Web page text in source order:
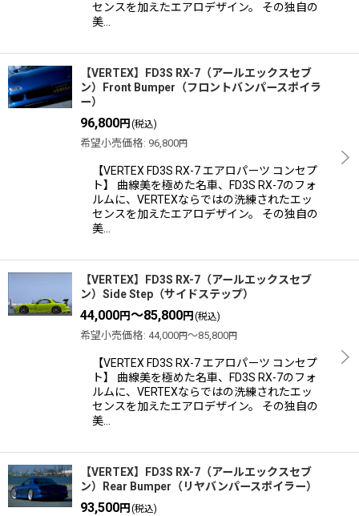
センスを加えたエアロデザイン。 その独自の
美…
【VERTEX】FD3S RX-7（アールエックスセブ
ン）Front Bumper（フロントバンパースポイラ
ー）
96,800円 (税込)
希望小売価格: 96,800円
【VERTEX FD3S RX-7 エアロパーツ コンセプ
ト】 曲線美を極めた名車、FD3S RX-7のフォ
ルムに、VERTEXならではの洗練されたエッ
センスを加えたエアロデザイン。 その独自の
美…
【VERTEX】FD3S RX-7（アールエックスセブ
ン）Side Step（サイドステップ）
44,000円～85,800円 (税込)
希望小売価格: 44,000円～85,800円
【VERTEX FD3S RX-7 エアロパーツ コンセプ
ト】 曲線美を極めた名車、FD3S RX-7のフォ
ルムに、VERTEXならではの洗練されたエッ
センスを加えたエアロデザイン。 その独自の
美…
【VERTEX】FD3S RX-7（アールエックスセブ
ン）Rear Bumper（リヤバンパースポイラー）
93,500円 (税込)